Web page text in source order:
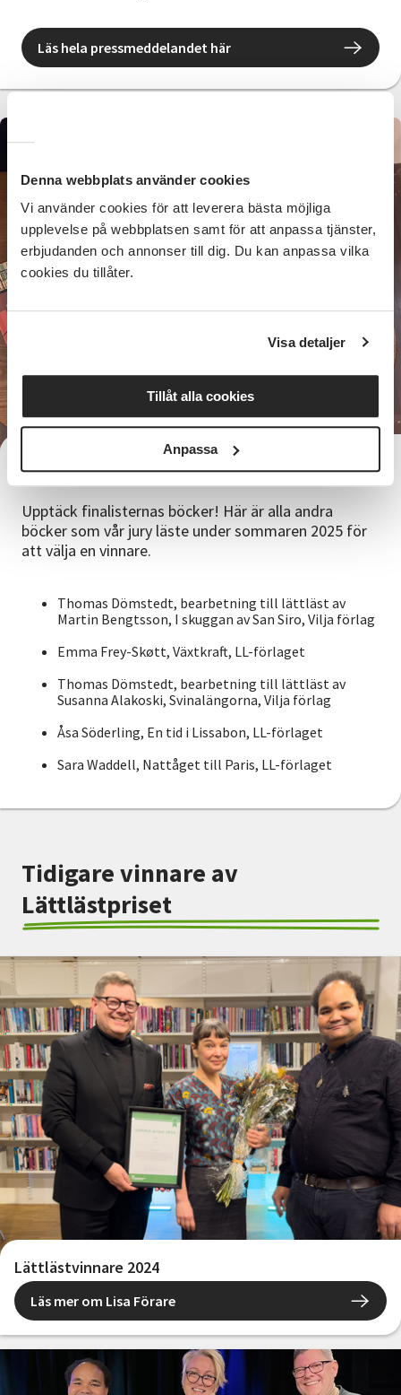
Denna webbplats använder cookies
Vi använder cookies för att leverera bästa möjliga
upplevelse på webbplatsen samt för att anpassa tjänster,
erbjudanden och annonser till dig. Du kan anpassa vilka
cookies du tillåter.
Visa detaljer
Tillåt alla cookies
Anpassa
Läs hela pressmeddelandet här
Tips på lättlästa böcker
Upptäck finalisternas böcker! Här är alla andra
böcker som vår jury läste under sommaren 2025 för
att välja en vinnare.
Thomas Dömstedt, bearbetning till lättläst av
Martin Bengtsson, I skuggan av San Siro, Vilja förlag
Emma Frey-Skøtt, Växtkraft, LL-förlaget
Thomas Dömstedt, bearbetning till lättläst av
Susanna Alakoski, Svinalängorna, Vilja förlag
Åsa Söderling, En tid i Lissabon, LL-förlaget
Sara Waddell, Nattåget till Paris, LL-förlaget
Tidigare vinnare av
Lättlästpriset
Lättlästvinnare 2024
Läs mer om Lisa Förare